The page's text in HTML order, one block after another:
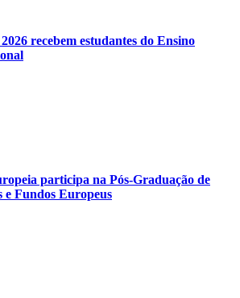
recebem estudantes do Ensino
participa na Pós-Graduação de
e Fundos Europeus